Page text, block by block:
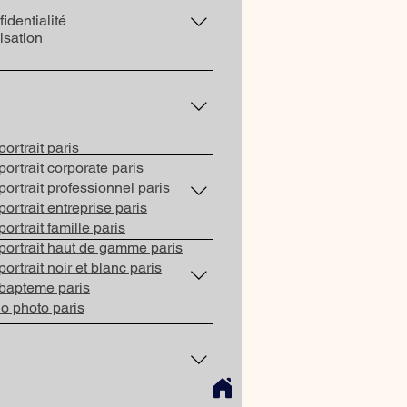
T3 (arrêt Cité Universitaire).
par mail ou téléphone.
L’équipement s’adapte à
et déclencheurs
paris
corporate paris
professionnel paris
entreprise paris
famille paris
haut de gamme paris
noir et blanc paris
paris
photo paris